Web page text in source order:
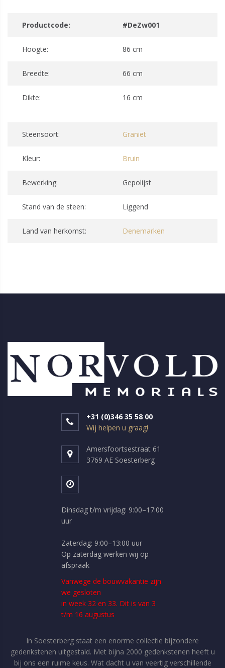
Productcode: #DeZw001
Hoogte: 86 cm
Breedte: 66 cm
Dikte: 16 cm
Steensoort: Graniet
Kleur: Bruin
Bewerking: Gepolijst
Stand van de steen: Liggend
Land van herkomst: Denemarken
+31 (0)346 35 58 00
Wij helpen u graag!
Amersfoortsestraat 61
3769 AE Soesterberg
Dinsdag t/m vrijdag: 9:00–17:00
uur
Zaterdag: 9:00–13:00 uur
Op zaterdag werken wij op
afspraak
Vanwege de bouwvakantie zijn
we gesloten
in week 32 en 33. Dit is van 3
t/m 16 augustus
In Soesterberg staat een enorme collectie bijzondere
gedenkstenen uitgestald. Met bijna 2000 gedenkstenen heeft u
bij ons een ruime keus. Wat dacht u van veertig verschillende